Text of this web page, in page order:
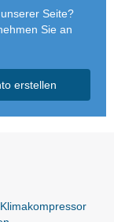
Seite?
Sie an
erstellen